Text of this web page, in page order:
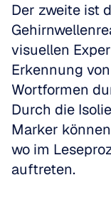
Der zweite ist
visuellen
Erkennung
Wortformen
Durch die
Marker
wo im
auftreten.